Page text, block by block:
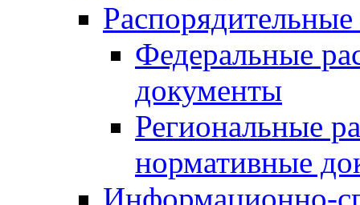
Федеральные
документы
Региональные
нормативные